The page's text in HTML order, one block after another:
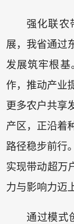
强化联农
展，我省通过
发展筑牢根基
作，推动产业
更多农户共享
产区，正沿着
路径稳步前行
实现带动超万
力与影响力迈
通过模式